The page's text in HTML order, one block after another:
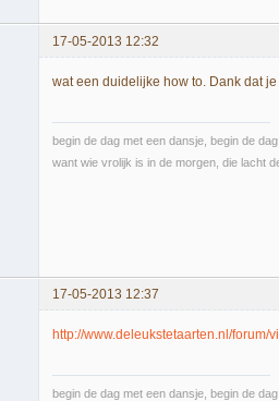
17-05-2013 12:32
wat een duidelijke how to. Dank dat
begin de dag met een dansje, begin de
want wie vrolijk is in de morgen, die lacht
17-05-2013 12:37
http://www.deleukstetaarten.nl/
begin de dag met een dansje, begin de